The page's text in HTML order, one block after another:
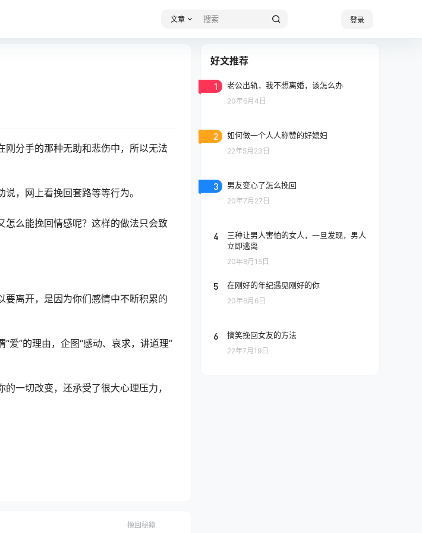
文章 登录
分手的那种无助和悲伤中，所以无法
，网上看挽回套路等等行为。
怎么能挽回情感呢？这样的做法只会致
离开，是因为你们感情中不断积累的
爱”的理由，企图“感动、哀求，讲道理”
一切改变，还承受了很大心理压力，
挽回秘籍
好文推荐
1 老公出轨，我不想离婚，该怎么办
20年6月4日
2 如何做一个人人称赞的好媳妇
22年5月23日
3 男友变心了怎么挽回
20年7月27日
4
三种让男人害怕的女人，一旦发现，男人
立即逃离
20年8月15日
5 在刚好的年纪遇见刚好的你
20年6月6日
6 搞笑挽回女友的方法
22年7月19日